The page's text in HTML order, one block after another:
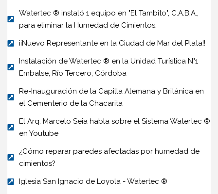
Watertec ® instaló 1 equipo en "El Tambito", C.A.B.A.,
para eliminar la Humedad de Cimientos.
¡¡Nuevo Representante en la Ciudad de Mar del Plata!!
Instalación de Watertec ® en la Unidad Turística N°1
Embalse, Río Tercero, Córdoba
Re-Inauguración de la Capilla Alemana y Británica en
el Cementerio de la Chacarita
El Arq. Marcelo Seia habla sobre el Sistema Watertec ®
en Youtube
¿Cómo reparar paredes afectadas por humedad de
cimientos?
Iglesia San Ignacio de Loyola - Watertec ®